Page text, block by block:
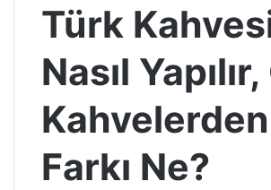
Türk
Nasıl
Kahvelerden
Farkı Ne?